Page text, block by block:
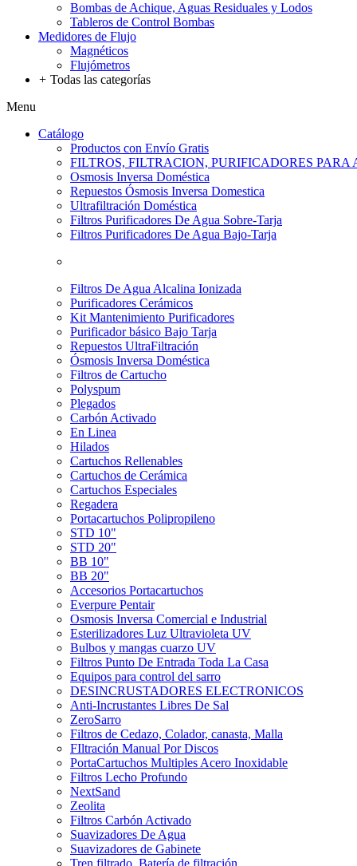
Bombas de Achique, Aguas Residuales y Lodos
Tableros de Control Bombas
Medidores de Flujo
Magnéticos
Flujómetros
+ Todas las categorías
Menu
Catálogo
Productos con Envío Gratis
FILTROS, FILTRACION, PURIFICADORES PARA
Osmosis Inversa Doméstica
Repuestos Ósmosis Inversa Domestica
Ultrafiltración Doméstica
Filtros Purificadores De Agua Sobre-Tarja
Filtros Purificadores De Agua Bajo-Tarja
Filtros De Agua Alcalina Ionizada
Purificadores Cerámicos
Kit Mantenimiento Purificadores
Purificador básico Bajo Tarja
Repuestos UltraFiltración
Ósmosis Inversa Doméstica
Filtros de Cartucho
Polyspum
Plegados
Carbón Activado
En Linea
Hilados
Cartuchos Rellenables
Cartuchos de Cerámica
Cartuchos Especiales
Regadera
Portacartuchos Polipropileno
STD 10"
STD 20"
BB 10"
BB 20"
Accesorios Portacartuchos
Everpure Pentair
Osmosis Inversa Comercial e Industrial
Esterilizadores Luz Ultravioleta UV
Bulbos y mangas cuarzo UV
Filtros Punto De Entrada Toda La Casa
Equipos para control del sarro
DESINCRUSTADORES ELECTRONICOS
Anti-Incrustantes Libres De Sal
ZeroSarro
Filtros de Cedazo, Colador, canasta, Malla
FIltración Manual Por Discos
PortaCartuchos Multiples Acero Inoxidable
Filtros Lecho Profundo
NextSand
Zeolita
Filtros Carbón Activado
Suavizadores De Agua
Suavizadores de Gabinete
Tren filtrado, Batería de filtración